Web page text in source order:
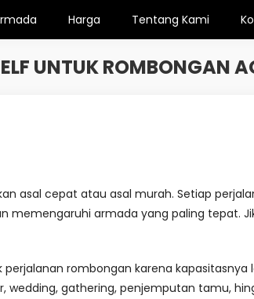
Harga Tentang Kami
UNTUK ROMBONGAN
asal cepat atau asal murah. Setiap
memengaruhi armada yang paling tepat.
rombongan karena
wedding, gathering, penjemputan tamu,